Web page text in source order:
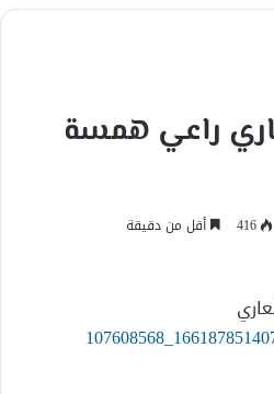
راعي همسة
416 أقل من دقيقة